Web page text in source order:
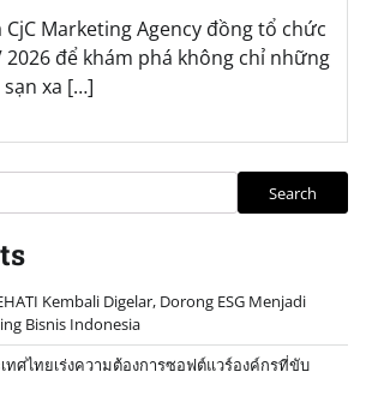
Marketing Agency đồng tổ chức
2026 để khám phá không chỉ những
xa […]
Search
Kembali Digelar, Dorong ESG Menjadi
Bisnis Indonesia
ทศไทยเร่งความต้องการซอฟต์แวร์องค์กรที่ขับ